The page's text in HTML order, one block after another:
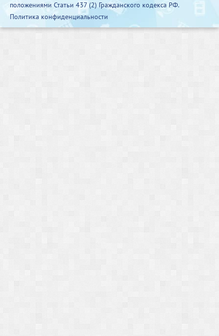
положениями Статьи 437 (2) Гражданского кодекса РФ.
Политика конфиденциальности